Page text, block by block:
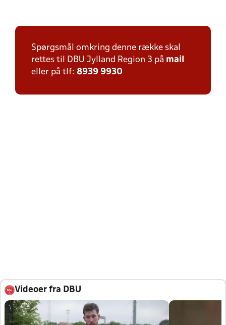
Spørgsmål omkring denne række skal
rettes til DBU Jylland Region 3 på mail
eller på tlf: 8939 9930
Videoer fra DBU